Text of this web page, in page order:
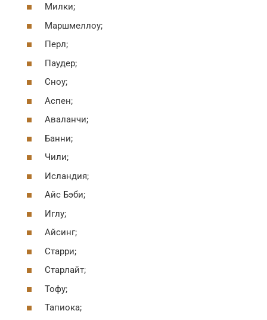
Милки;
Маршмеллоу;
Перл;
Паудер;
Сноу;
Аспен;
Аваланчи;
Банни;
Чили;
Исландия;
Айс Бэби;
Иглу;
Айсинг;
Старри;
Старлайт;
Тофу;
Тапиока;